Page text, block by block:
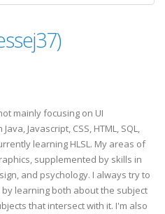
mainly focusing on UI
Javascript, CSS, HTML, SQL,
learning HLSL. My areas of
supplemented by skills in
and psychology. I always try to
learning both about the subject
that intersect with it. I'm also